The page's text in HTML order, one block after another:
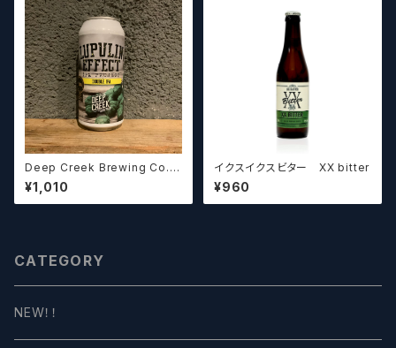
Deep Creek Brewing Co. L
upulin Effect ディープクリ
ーク ルプリン エフェクト
¥1,010
イクスイクスビター XX bitter
¥960
CATEGORY
NEW！！